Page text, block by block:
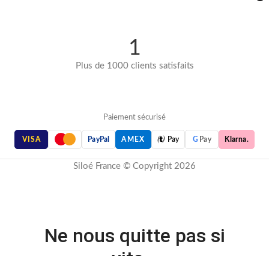
1
Plus de 1000 clients satisfaits
Paiement sécurisé
VISA PayPal AMEX  Pay G Pay Klarna.
Siloé France © Copyright 2026
Ne nous quitte pas si